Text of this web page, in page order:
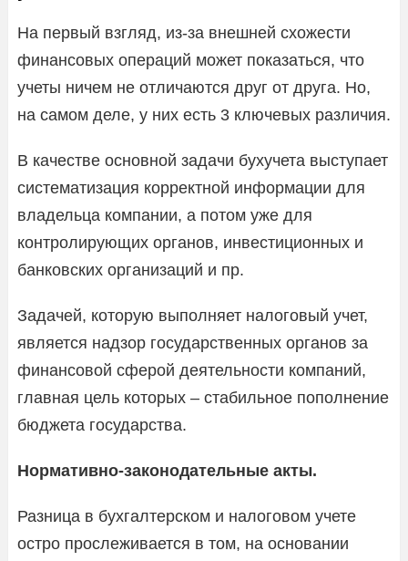
На первый взгляд, из-за внешней схожести
финансовых операций может показаться, что
учеты ничем не отличаются друг от друга. Но,
на самом деле, у них есть 3 ключевых различия.
В качестве основной задачи бухучета выступает
систематизация корректной информации для
владельца компании, а потом уже для
контролирующих органов, инвестиционных и
банковских организаций и пр.
Задачей, которую выполняет налоговый учет,
является надзор государственных органов за
финансовой сферой деятельности компаний,
главная цель которых – стабильное пополнение
бюджета государства.
Нормативно-законодательные акты.
Разница в бухгалтерском и налоговом учете
остро прослеживается в том, на основании